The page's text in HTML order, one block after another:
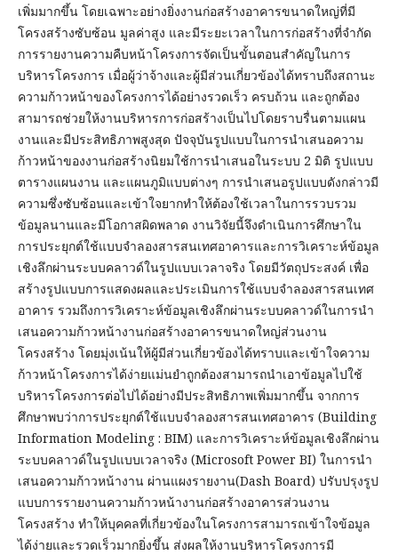
เพิ่มมากขึ้น โดยเฉพาะอย่างยิ่งงานก่อสร้างอาคารขนาดใหญ่ที่มี
โครงสร้างซับซ้อน มูลค่าสูง และมีระยะเวลาในการก่อสร้างที่จำกัด
การรายงานความคืบหน้าโครงการจัดเป็นขั้นตอนสำคัญในการ
บริหารโครงการ เมื่อผู้ว่าจ้างและผู้มีส่วนเกี่ยวข้องได้ทราบถึงสถานะ
ความก้าวหน้าของโครงการได้อย่างรวดเร็ว ครบถ้วน และถูกต้อง
สามารถช่วยให้งานบริหารการก่อสร้างเป็นไปโดยราบรื่นตามแผน
งานและมีประสิทธิภาพสูงสุด ปัจจุบันรูปแบบในการนำเสนอความ
ก้าวหน้าของงานก่อสร้างนิยมใช้การนำเสนอในระบบ 2 มิติ รูปแบบ
ตารางแผนงาน และแผนภูมิแบบต่างๆ การนำเสนอรูปแบบดังกล่าวมี
ความซึ่งซับซ้อนและเข้าใจยากทำให้ต้องใช้เวลาในการรวบรวม
ข้อมูลนานและมีโอกาสผิดพลาด งานวิจัยนี้จึงดำเนินการศึกษาใน
การประยุกต์ใช้แบบจำลองสารสนเทศอาคารและการวิเคราะห์ข้อมูล
เชิงลึกผ่านระบบคลาวด์ในรูปแบบเวลาจริง โดยมีวัตถุประสงค์ เพื่อ
สร้างรูปแบบการแสดงผลและประเมินการใช้แบบจำลองสารสนเทศ
อาคาร รวมถึงการวิเคราะห์ข้อมูลเชิงลึกผ่านระบบคลาวด์ในการนำ
เสนอความก้าวหน้างานก่อสร้างอาคารขนาดใหญ่ส่วนงาน
โครงสร้าง โดยมุ่งเน้นให้ผู้มีส่วนเกี่ยวข้องได้ทราบและเข้าใจความ
ก้าวหน้าโครงการได้ง่ายแม่นยำถูกต้องสามารถนำเอาข้อมูลไปใช้
บริหารโครงการต่อไปได้อย่างมีประสิทธิภาพเพิ่มมากขึ้น จากการ
ศึกษาพบว่าการประยุกต์ใช้แบบจำลองสารสนเทศอาคาร (Building
Information Modeling : BIM) และการวิเคราะห์ข้อมูลเชิงลึกผ่าน
ระบบคลาวด์ในรูปแบบเวลาจริง (Microsoft Power BI) ในการนำ
เสนอความก้าวหน้างาน ผ่านแผงรายงาน(Dash Board) ปรับปรุงรูป
แบบการรายงานความก้าวหน้างานก่อสร้างอาคารส่วนงาน
โครงสร้าง ทำให้บุคคลที่เกี่ยวข้องในโครงการสามารถเข้าใจข้อมูล
ได้ง่ายและรวดเร็วมากยิ่งขึ้น ส่งผลให้งานบริหารโครงการมี